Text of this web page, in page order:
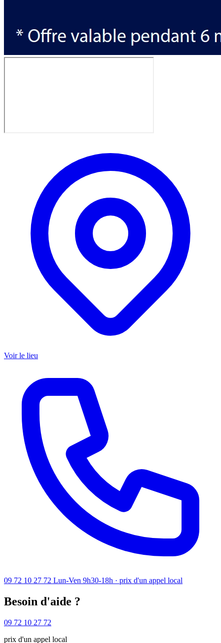
Voir le lieu
09 72 10 27 72 Lun-Ven 9h30-18h · prix d'un appel local
Besoin d'aide ?
09 72 10 27 72
prix d'un appel local